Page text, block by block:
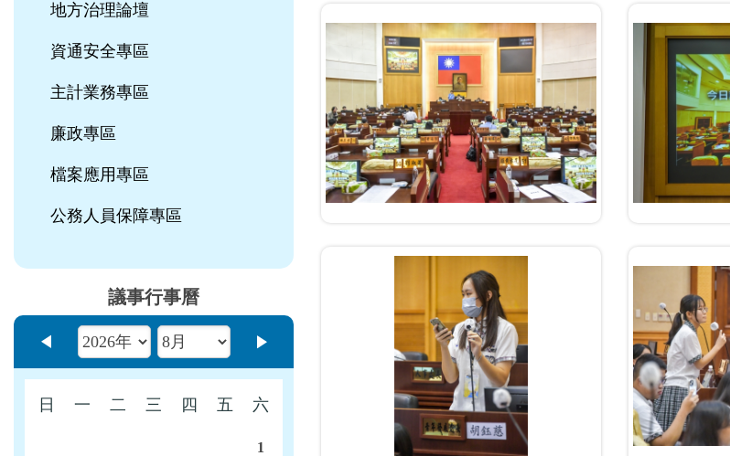
地方治理論壇
資通安全專區
主計業務專區
廉政專區
檔案應用專區
公務人員保障專區
議事行事曆
上個月
日 一 二 三 四 五 六
1